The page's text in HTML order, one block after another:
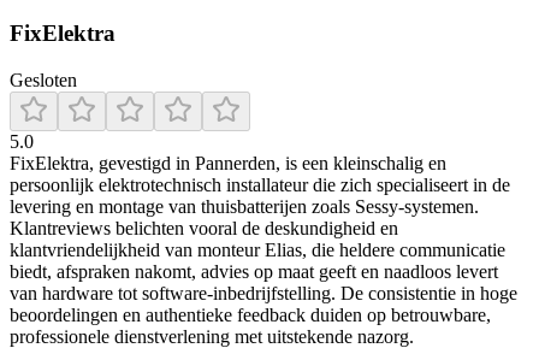
FixElektra
Gesloten
5.0
FixElektra, gevestigd in Pannerden, is een kleinschalig en
persoonlijk elektrotechnisch installateur die zich specialiseert in de
levering en montage van thuisbatterijen zoals Sessy‑systemen.
Klantreviews belichten vooral de deskundigheid en
klantvriendelijkheid van monteur Elias, die heldere communicatie
biedt, afspraken nakomt, advies op maat geeft en naadloos levert
van hardware tot software‑inbedrijfstelling. De consistentie in hoge
beoordelingen en authentieke feedback duiden op betrouwbare,
professionele dienstverlening met uitstekende nazorg.